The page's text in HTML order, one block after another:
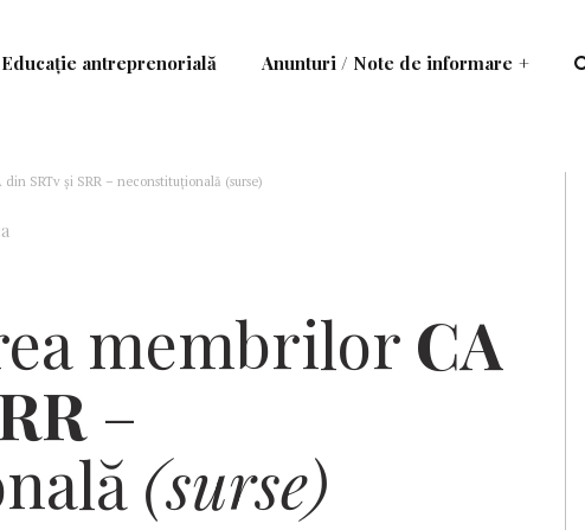
Educație antreprenorială Anunturi / Note de informare +
SRTv și SRR – neconstituțională (surse)
membrilor CA
–
(surse)